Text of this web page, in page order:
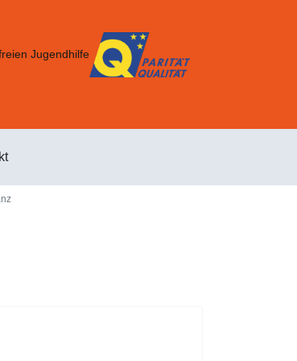
Jugendhilfe